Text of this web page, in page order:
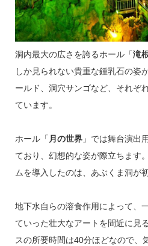
洞内最大の広さを誇るホール「滝
しか見られない貴重な鍾乳石の姿
ールド、洞穴サンゴなど、それぞ
ています。
ホール「 月の世界」では舞台演出
ており、幻想的な姿が際立ちます
ムを導入したのは、あぶくま洞が
地下水自らの溶食作用によって、
ていった壮大なアートを間近に見
スの所要時間は40分ほどなので、